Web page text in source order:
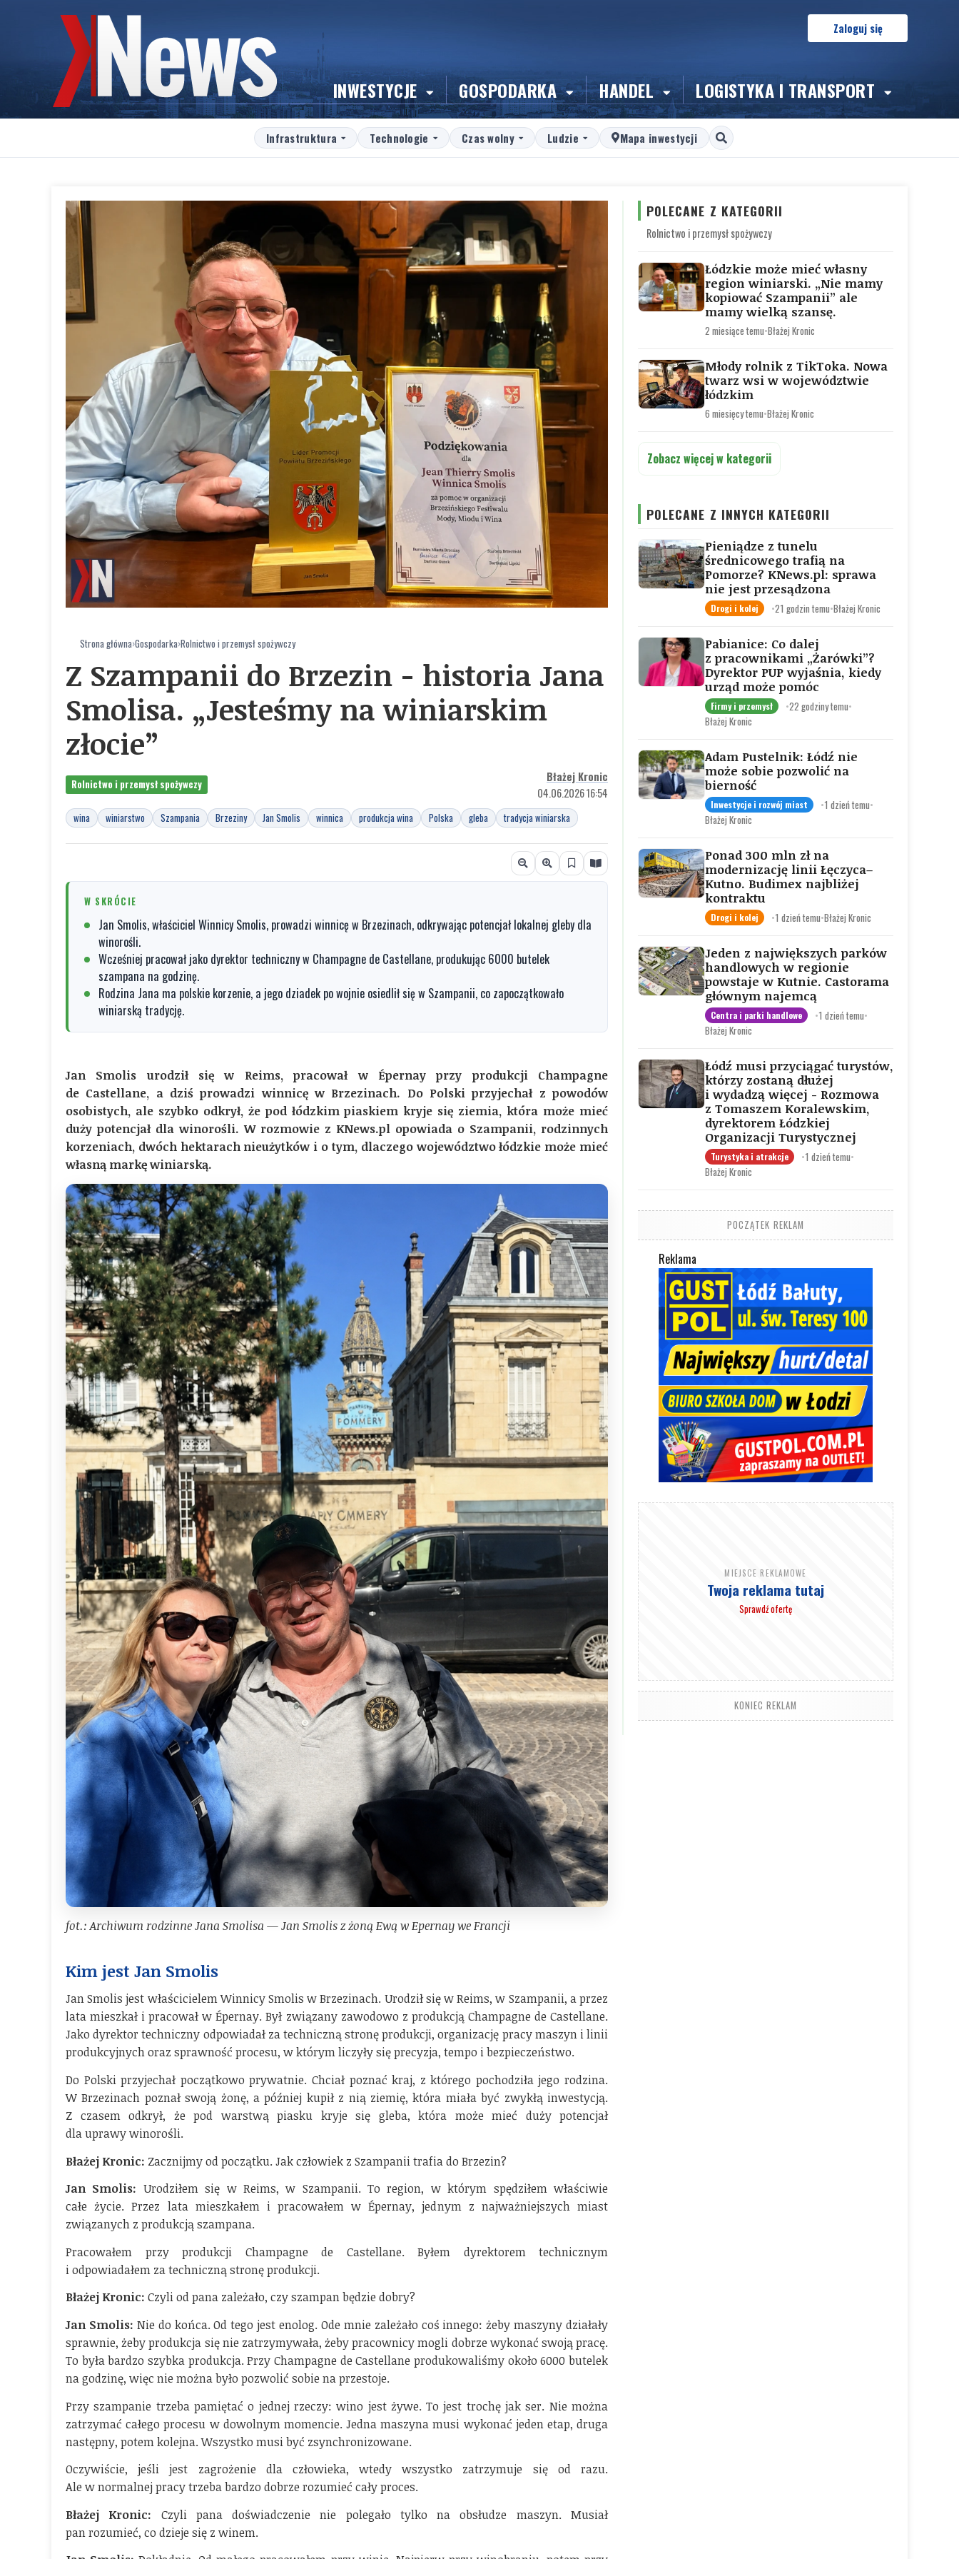
INWESTYCJE GOSPODARKA HANDEL LOGISTYKA I TRANSPORT
Zaloguj się
Infrastruktura Technologie Czas wolny Ludzie Mapa inwestycji
Strona główna›Gospodarka›Rolnictwo i przemysł spożywczy
Z Szampanii do Brzezin - historia Jana
Smolisa. „Jesteśmy na winiarskim
złocie”
Rolnictwo i przemysł spożywczy
Błażej Kronic
04.06.2026 16:54
wina winiarstwo Szampania Brzeziny Jan Smolis winnica produkcja wina Polska gleba tradycja winiarska
W SKRÓCIE
Jan Smolis, właściciel Winnicy Smolis, prowadzi winnicę w Brzezinach, odkrywając potencjał lokalnej gleby dla
winorośli.
Wcześniej pracował jako dyrektor techniczny w Champagne de Castellane, produkując 6000 butelek
szampana na godzinę.
Rodzina Jana ma polskie korzenie, a jego dziadek po wojnie osiedlił się w Szampanii, co zapoczątkowało
winiarską tradycję.
Jan Smolis urodził się w Reims, pracował w Épernay przy produkcji Champagne
de Castellane, a dziś prowadzi winnicę w Brzezinach. Do Polski przyjechał z powodów
osobistych, ale szybko odkrył, że pod łódzkim piaskiem kryje się ziemia, która może mieć
duży potencjał dla winorośli. W rozmowie z KNews.pl opowiada o Szampanii, rodzinnych
korzeniach, dwóch hektarach nieużytków i o tym, dlaczego województwo łódzkie może mieć
własną markę winiarską.
fot.: Archiwum rodzinne Jana Smolisa — Jan Smolis z żoną Ewą w Epernay we Francji
Kim jest Jan Smolis
Jan Smolis jest właścicielem Winnicy Smolis w Brzezinach. Urodził się w Reims, w Szampanii, a przez
lata mieszkał i pracował w Épernay. Był związany zawodowo z produkcją Champagne de Castellane.
Jako dyrektor techniczny odpowiadał za techniczną stronę produkcji, organizację pracy maszyn i linii
produkcyjnych oraz sprawność procesu, w którym liczyły się precyzja, tempo i bezpieczeństwo.
Do Polski przyjechał początkowo prywatnie. Chciał poznać kraj, z którego pochodziła jego rodzina.
W Brzezinach poznał swoją żonę, a później kupił z nią ziemię, która miała być zwykłą inwestycją.
Z czasem odkrył, że pod warstwą piasku kryje się gleba, która może mieć duży potencjał
dla uprawy winorośli.
Błażej Kronic: Zacznijmy od początku. Jak człowiek z Szampanii trafia do Brzezin?
Jan Smolis: Urodziłem się w Reims, w Szampanii. To region, w którym spędziłem właściwie
całe życie. Przez lata mieszkałem i pracowałem w Épernay, jednym z najważniejszych miast
związanych z produkcją szampana.
Pracowałem przy produkcji Champagne de Castellane. Byłem dyrektorem technicznym
i odpowiadałem za techniczną stronę produkcji.
Błażej Kronic: Czyli od pana zależało, czy szampan będzie dobry?
Jan Smolis: Nie do końca. Od tego jest enolog. Ode mnie zależało coś innego: żeby maszyny działały
sprawnie, żeby produkcja się nie zatrzymywała, żeby pracownicy mogli dobrze wykonać swoją pracę.
To była bardzo szybka produkcja. Przy Champagne de Castellane produkowaliśmy około 6000 butelek
na godzinę, więc nie można było pozwolić sobie na przestoje.
Przy szampanie trzeba pamiętać o jednej rzeczy: wino jest żywe. To jest trochę jak ser. Nie można
zatrzymać całego procesu w dowolnym momencie. Jedna maszyna musi wykonać jeden etap, druga
następny, potem kolejna. Wszystko musi być zsynchronizowane.
Oczywiście, jeśli jest zagrożenie dla człowieka, wtedy wszystko zatrzymuje się od razu.
Ale w normalnej pracy trzeba bardzo dobrze rozumieć cały proces.
Błażej Kronic: Czyli pana doświadczenie nie polegało tylko na obsłudze maszyn. Musiał
pan rozumieć, co dzieje się z winem.
POLECANE Z KATEGORII
Rolnictwo i przemysł spożywczy
Łódzkie może mieć własny
region winiarski. „Nie mamy
kopiować Szampanii” ale
mamy wielką szansę.
2 miesiące temu•Błażej Kronic
Młody rolnik z TikToka. Nowa
twarz wsi w województwie
łódzkim
6 miesięcy temu•Błażej Kronic
Zobacz więcej w kategorii
POLECANE Z INNYCH KATEGORII
Pieniądze z tunelu
średnicowego trafią na
Pomorze? KNews.pl: sprawa
nie jest przesądzona
Drogi i kolej •21 godzin temu•Błażej Kronic
Pabianice: Co dalej
z pracownikami „Żarówki”?
Dyrektor PUP wyjaśnia, kiedy
urząd może pomóc
Firmy i przemysł •22 godziny temu•
Błażej Kronic
Adam Pustelnik: Łódź nie
może sobie pozwolić na
bierność
Inwestycje i rozwój miast •1 dzień temu•
Błażej Kronic
Ponad 300 mln zł na
modernizację linii Łęczyca–
Kutno. Budimex najbliżej
kontraktu
Drogi i kolej •1 dzień temu•Błażej Kronic
Jeden z największych parków
handlowych w regionie
powstaje w Kutnie. Castorama
głównym najemcą
Centra i parki handlowe •1 dzień temu•
Błażej Kronic
Łódź musi przyciągać turystów,
którzy zostaną dłużej
i wydadzą więcej - Rozmowa
z Tomaszem Koralewskim,
dyrektorem Łódzkiej
Organizacji Turystycznej
Turystyka i atrakcje •1 dzień temu•
Błażej Kronic
POCZĄTEK REKLAM
Reklama
MIEJSCE REKLAMOWE
Twoja reklama tutaj
Sprawdź ofertę
KONIEC REKLAM